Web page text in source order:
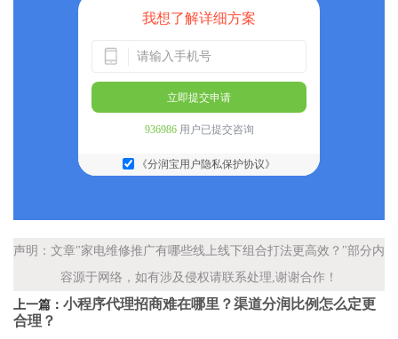
我想了解详细方案
立即提交申请
936986用户已提交咨询
《分润宝用户隐私保护协议》
声明：文章"家电维修推广有哪些线上线下组合打法更高效？"部分内
容源于网络，如有涉及侵权请联系处理,谢谢合作！
上一篇： 小程序代理招商难在哪里？渠道分润比例怎么定更
合理？